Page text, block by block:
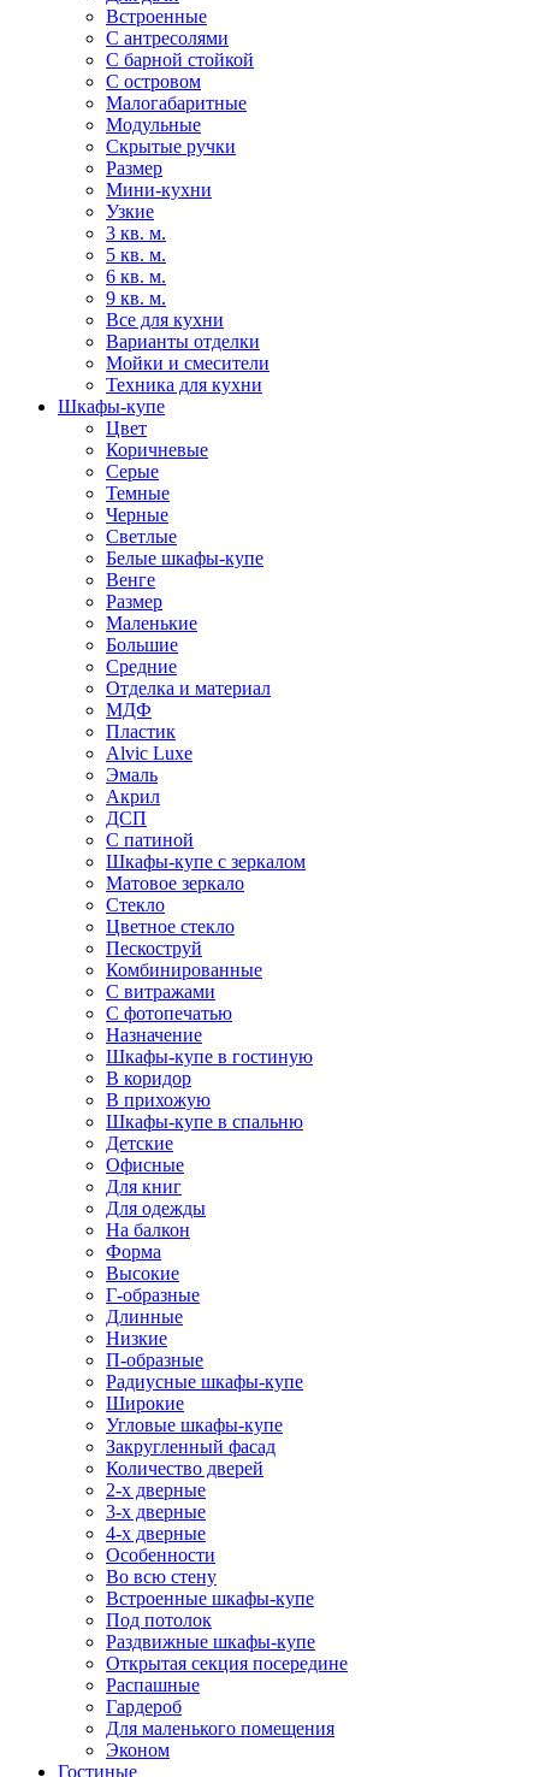
Встроенные
С антресолями
С барной стойкой
С островом
Малогабаритные
Модульные
Скрытые ручки
Размер
Мини-кухни
Узкие
3 кв. м.
5 кв. м.
6 кв. м.
9 кв. м.
Все для кухни
Варианты отделки
Мойки и смесители
Техника для кухни
Шкафы-купе
Цвет
Коричневые
Серые
Темные
Черные
Светлые
Белые шкафы-купе
Венге
Размер
Маленькие
Большие
Средние
Отделка и материал
МДФ
Пластик
Alvic Luxe
Эмаль
Акрил
ДСП
С патиной
Шкафы-купе с зеркалом
Матовое зеркало
Стекло
Цветное стекло
Пескоструй
Комбинированные
С витражами
С фотопечатью
Назначение
Шкафы-купе в гостиную
В коридор
В прихожую
Шкафы-купе в спальню
Детские
Офисные
Для книг
Для одежды
На балкон
Форма
Высокие
Г-образные
Длинные
Низкие
П-образные
Радиусные шкафы-купе
Широкие
Угловые шкафы-купе
Закругленный фасад
Количество дверей
2-х дверные
3-х дверные
4-х дверные
Особенности
Во всю стену
Встроенные шкафы-купе
Под потолок
Раздвижные шкафы-купе
Открытая секция посередине
Распашные
Гардероб
Для маленького помещения
Эконом
Гостиные